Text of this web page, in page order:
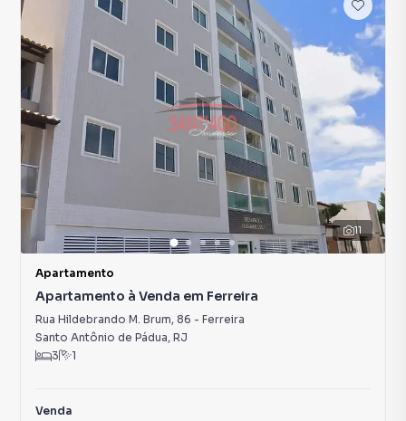
11
Apartamento
Apartamento à Venda em Ferreira
Rua Hildebrando M. Brum, 86 - Ferreira
Santo Antônio de Pádua, RJ
3
1
Venda